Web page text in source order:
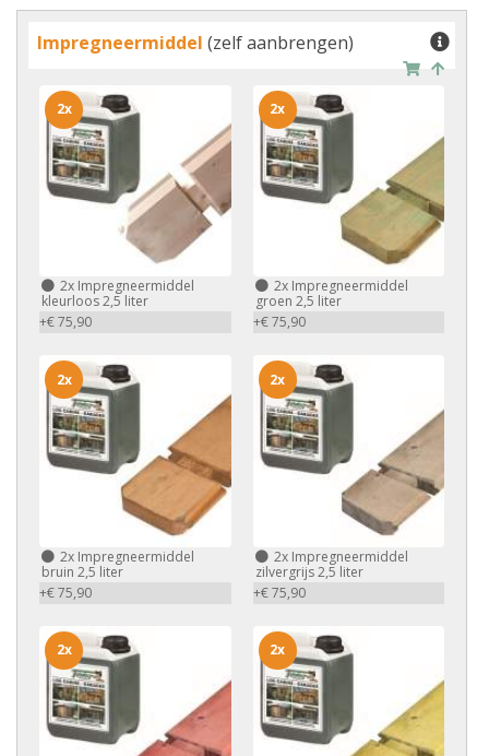
Impregneermiddel (zelf aanbrengen)
2x Impregneermiddel
kleurloos 2,5 liter
+€ 75,90
2x
2xImpregneermiddel
groen 2,5 liter
+€ 75,90
2x
2x Impregneermiddel
bruin 2,5 liter
+€ 75,90
2x
2xImpregneermiddel
zilvergrijs 2,5 liter
+€ 75,90
2x
2x 2x